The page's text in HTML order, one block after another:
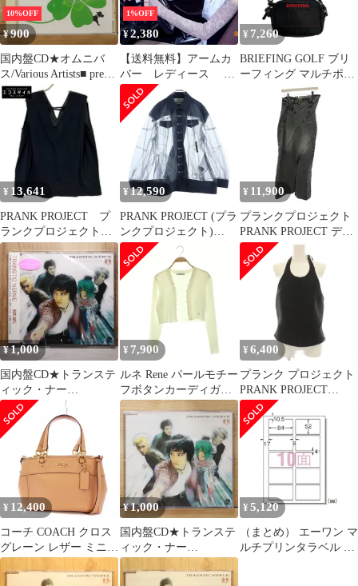
ト) 〔...
10%OFF
¥900
国内盤CD★オムニバ
ス/Various Artists■ prego
Rambling RECORDS 5th
【RBCS2517/454593312
5179】K05897
1%OFF
¥2,380
【送料無料】アームカ
バー レディース レ
ース UVカット 手袋 ロ
ング 滑り止め スマホ
冷感 ひんやり 速乾 花
柄 おしゃれ 指なし 指
穴付き 五本指 腕カバー
2枚1セット コー
ド:31251
¥ 7,260
BRIEFING GOLF ブリ
ーフィング マルチポー
[240101731251] ゴルフ
ウェア ストスト
¥ 13,641
PRANK PROJECT プ
ランクプロジェクト
31251315121 ブラック
Front Leather Boxy V
Neck Top FREE
¥ 12,590
PRANK PROJECT (プラ
ンクプロジェクト)
Cocoon Sleeve Tulle
Blouson コットンスリー
ブ チュールブラウス グ
レー 31251215102
¥ 11,900
プランクプロジェクト
PRANK PROJECT デニ
ムスカート ロング 38
インディゴ
31251515604 /BM
¥1,000
国内盤CD★トランステ
ィック・ナー
ヴ/TRANSTIC NERVE■
微熱
【PCCM00012/49880131
25100】X55054
¥ 7,900
ルネ Rene パールモチー
フボタンカーディガン
クロップド 34 白
6312510 /CX ■OS
¥ 6,400
プランク プロジェクト
PRANK PROJECT
Holter Top ホルターネ
ックトップス カットソ
ー F 黒 ブラック
31251315114 /HN
¥ 12,400
コーチ COACH クロス
グレーン レザー ミニ
ブルック 2WAY キャリ
ーオール ハンドバッグ
¥1,000
国内盤CD★トランステ
ィック・ナー
ヴ/TRANSTIC NERVE■
微熱
¥ 5,120
（まとめ） エーワン マ
ルチプリンタラベル 再